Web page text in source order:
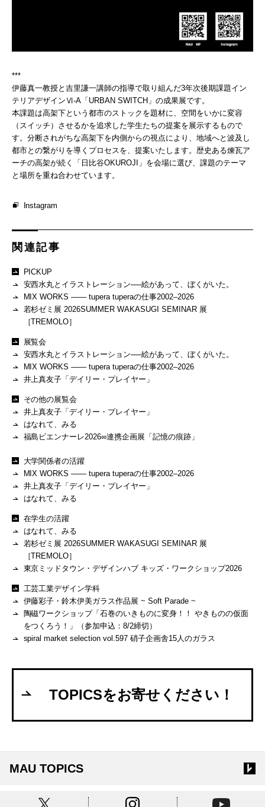
***
伊藤真一教授と吉里謙一講師の指導で取り組んだ3年次後期課題イン
テリアデザインⅥ-A「URBAN SWITCH」の成果展です。
本課題は高架下という都市のストックを題材に、空間をいかに変容
（スイッチ）させるかを追求した学生たちの提案を展示するもので
す。分断されがちな高架下を内側からの視点により、地域へと波及し
都市との繋がりを導くプロセスを、提案いたします。歴史ある煉瓦ア
ーチの高架が続く「日比谷OKUROJI」を会場に選び、課題のテーマ
と場所を重ね合わせています。
Instagram
関連記事
PICKUP
安西水丸とイラストレーション──絵があって、ぼくがいた。
MIX WORKS —— tupera tuperaの仕事2002–2026
若杉ゼミ展 2026SUMMER WAKASUGI SEMINAR 展
［TREMOLO］
展覧会
安西水丸とイラストレーション──絵があって、ぼくがいた。
MIX WORKS —— tupera tuperaの仕事2002–2026
井上真友子「デイリー・プレイヤー」
その他の展覧会
井上真友子「デイリー・プレイヤー」
はなれて、みる
福島ビエンナーレ2026∞連携企画展「記憶の痕跡」
大学関係者の活躍
MIX WORKS —— tupera tuperaの仕事2002–2026
井上真友子「デイリー・プレイヤー」
はなれて、みる
在学生の活躍
はなれて、みる
若杉ゼミ展 2026SUMMER WAKASUGI SEMINAR 展
［TREMOLO］
東京ミッドタウン・デザインハブ キッズ・ワークショップ2026
工芸工業デザイン学科
伊藤彩子・鈴木伊美ガラス作品展 ~ Soft Parade ~
陶磁ワークショップ「石巻のいきものに変身！！ やきものの仮面
をつくろう！」（参加申込：8/2締切）
spiral market selection vol.597 硝子企画舎15人のガラス
TOPICSをお寄せください！
MAU TOPICS